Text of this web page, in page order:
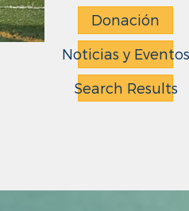
Donación
Noticias y Eventos
Search Results